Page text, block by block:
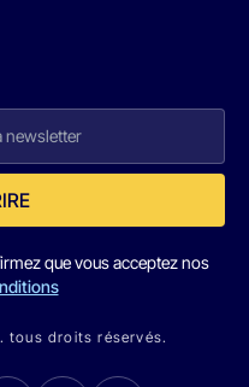
que vous acceptez nos
tous droits réservés.